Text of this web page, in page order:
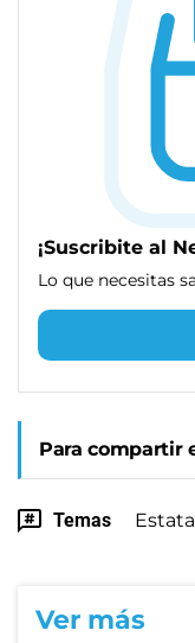
¡Suscribite al
Lo que necesitas
Para compartir
Temas
Ver más